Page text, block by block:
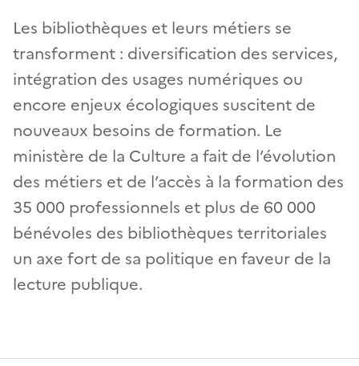
Les bibliothèques et leurs métiers se
transforment : diversification des services,
intégration des usages numériques ou
encore enjeux écologiques suscitent de
nouveaux besoins de formation. Le
ministère de la Culture a fait de l’évolution
des métiers et de l’accès à la formation des
35 000 professionnels et plus de 60 000
bénévoles des bibliothèques territoriales
un axe fort de sa politique en faveur de la
lecture publique.